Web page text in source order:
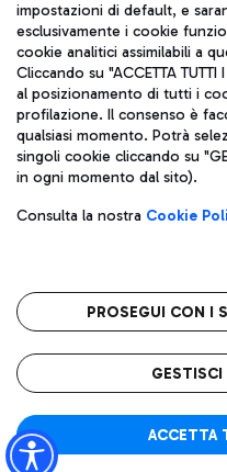
Aeroporti di Roma S.p.A. -
coordinamento di Mundys
Codice fiscale e Registro delle
IVA 06572251004
Capitale sociale
Sede legale: Via Pier Paolo
telefono +39 06 65951
Privacy policy
impostazioni di default, e
esclusivamente i cookie
cookie analitici assimilabili a
Cliccando su "ACCETTA
al posizionamento di tutti i
profilazione. Il consenso è
qualsiasi momento. Potrà
singoli cookie cliccando su
in ogni momento dal sito).
Consulta la nostra Cookie
PROSEGUI CON I
ACCETTA